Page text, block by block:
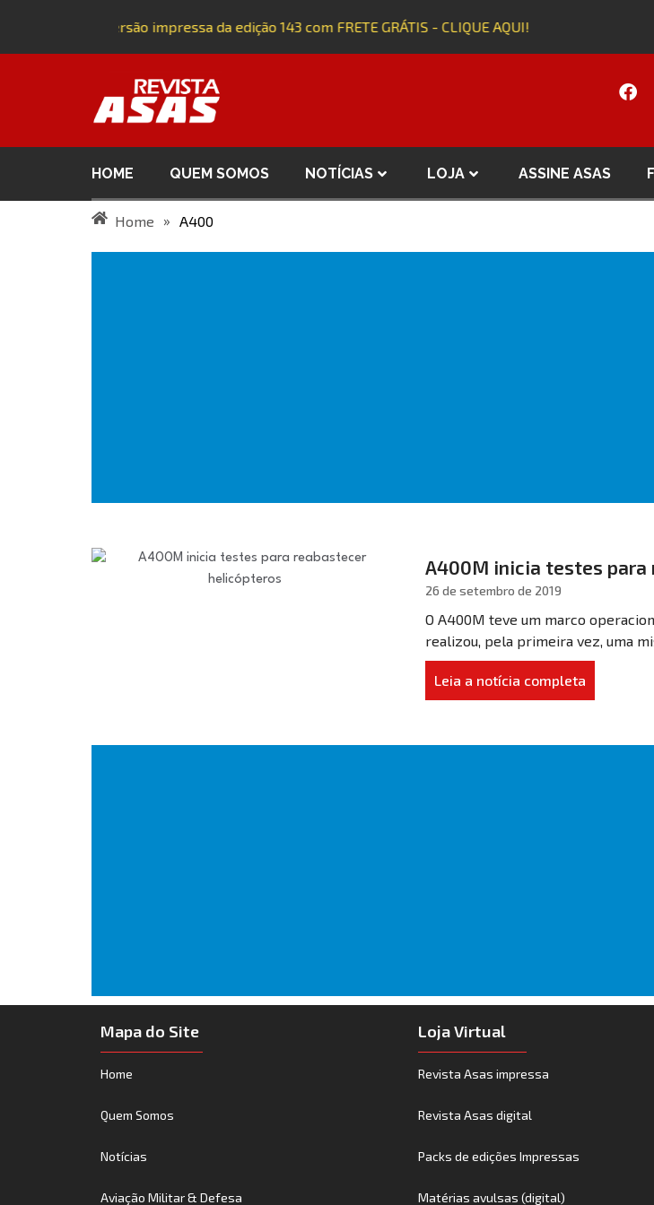
Adquira a versão impressa da edição 143 com FRETE GRÁTIS - CLIQUE AQUI!
HOME QUEM SOMOS NOTÍCIAS LOJA ASSINE ASAS
Home » A400
A400M inicia testes
26 de setembro de 2019
O A400M teve um marco
realizou, pela primeira vez, uma
Leia a notícia completa
Mapa do Site
Home
Quem Somos
Notícias
Aviação Militar & Defesa
Loja Virtual
Revista Asas impressa
Revista Asas digital
Packs de edições Impressas
Matérias avulsas (digital)